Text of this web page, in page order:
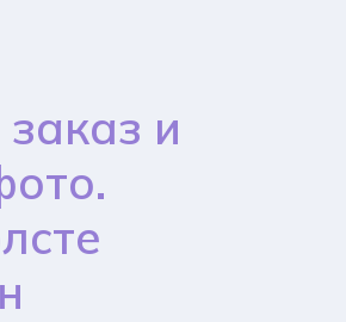
и